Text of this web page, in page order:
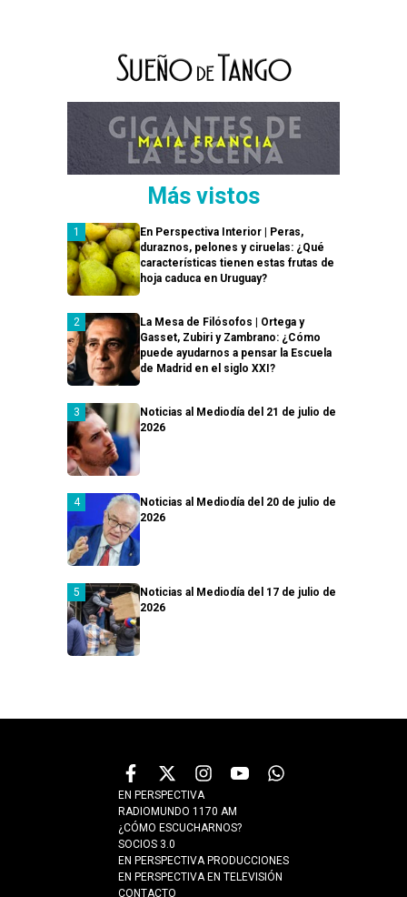
Más vistos
En Perspectiva Interior | Peras,
duraznos, pelones y ciruelas: ¿Qué
características tienen estas frutas de
hoja caduca en Uruguay?
La Mesa de Filósofos | Ortega y
Gasset, Zubiri y Zambrano: ¿Cómo
puede ayudarnos a pensar la Escuela
de Madrid en el siglo XXI?
Noticias al Mediodía del 21 de julio de
2026
Noticias al Mediodía del 20 de julio de
2026
Noticias al Mediodía del 17 de julio de
2026
EN PERSPECTIVA
RADIOMUNDO 1170 AM
¿CÓMO ESCUCHARNOS?
SOCIOS 3.0
EN PERSPECTIVA PRODUCCIONES
EN PERSPECTIVA EN TELEVISIÓN
CONTACTO